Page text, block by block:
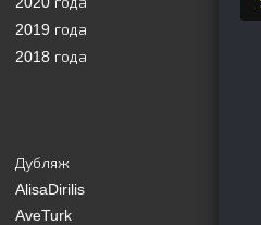
2019 года
2018 года
Дубляж
AlisaDirilis
AveTurk